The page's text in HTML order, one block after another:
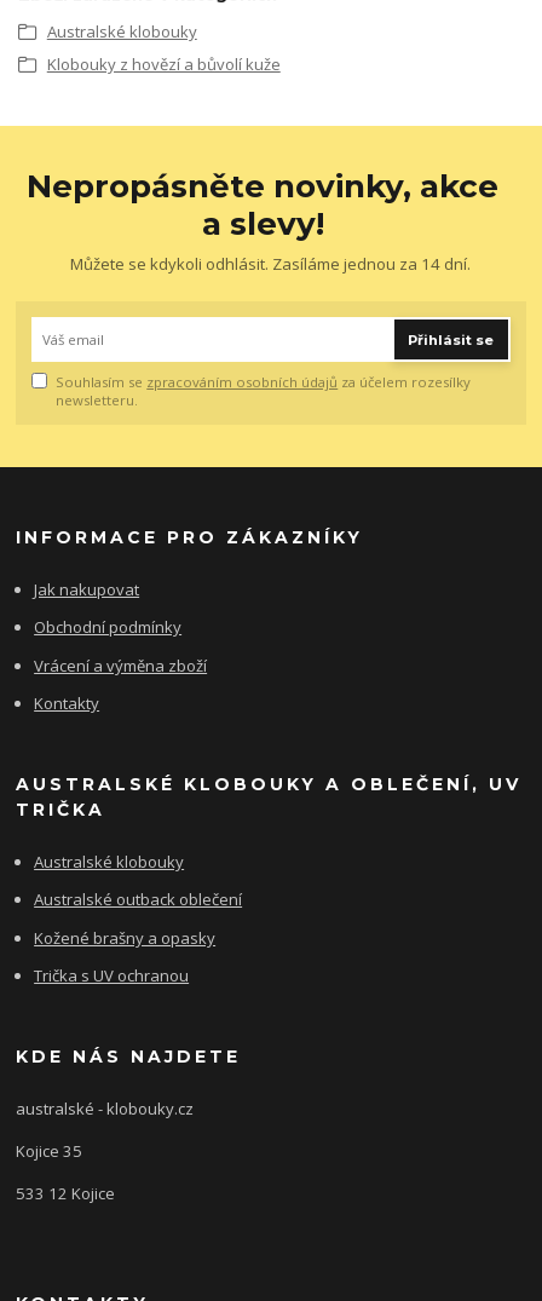
Australské klobouky
Klobouky z hovězí a bůvolí kuže
Nepropásněte novinky, akce
a slevy!
Můžete se kdykoli odhlásit. Zasíláme jednou za 14 dní.
Přihlásit se
Souhlasím se zpracováním osobních údajů za účelem rozesílky
newsletteru.
INFORMACE PRO ZÁKAZNÍKY
Jak nakupovat
Obchodní podmínky
Vrácení a výměna zboží
Kontakty
AUSTRALSKÉ KLOBOUKY A OBLEČENÍ, UV
TRIČKA
Australské klobouky
Australské outback oblečení
Kožené brašny a opasky
Trička s UV ochranou
KDE NÁS NAJDETE
australské - klobouky.cz
Kojice 35
533 12 Kojice